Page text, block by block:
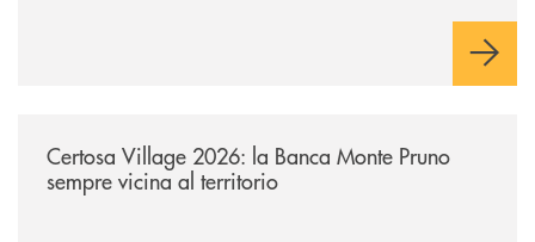
Certosa Village 2026: la Banca Monte Pruno
sempre vicina al territorio